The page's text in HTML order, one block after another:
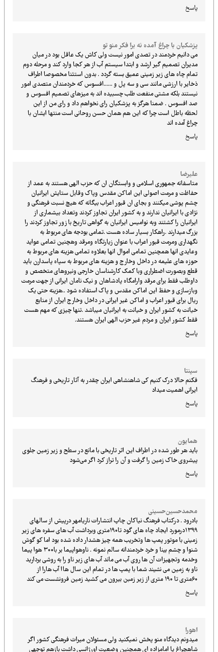
پزشکیان با چراغ آمده نه برا فکر منو تو
می دانیم خردمند در تصدی امور نیست ولی کاش یک عاقل بود در میان
مدیران تصمیم گیر ارشد و ابتدا سیستم آب از هر کجا وارد کند و مرحله دوم
تمام چاه های زیر زمینی عمیق بسته گردد . بدون استثنا مخصوصا اطراف
ذخایر با ارزشی مانند سی و سه پل و ......افسوس که خردمندان متصدی امور
نیستند بلکه مشتی منفعت طلب چسبیده اند به میزهای تصمیم افسوس و
صد افسوس . ضمنا هرگز به پزشکیان رای نخواهم داد و رای من از این
لحظه باطل است چرا که این هم همان حسن روحانی است منتها ایشان با
چراغ آمده اند
علیرضا
متاسفانه جمهوری اسلامی و وابستگان ان که حزب الهی هستند به عمد از
حفاظت و مرمت اصولی این اماکن مقدس وپاک وقابل ستایش ایرانیان
چشم پوشی میکنند و بجای ان قبور اعراب بیگانه که هیچ نسبت فرهنگی و
نژادی با ایرانیان ندارند و به کشور ایران تجاوز کردند وتعداد بیشماری از
ایرانیان را کشتند وبه نوامیس ایرانیان به گواهی تاریخ با زور تجاوز کردند را
بزرگ میدارند .راهکار بسیار ساده هست .تمامی بودجه های مربوط به
نگهداری ومرمت قبور اعراب با عنوان زیارتگاه ومرقد وهچنین تمامی عواید
وعایدی انها همچنین تمامی اموال انها بعلاوه تمامی هزینه های مربوط به
حوزه های علیمه در داخل وخارج و هزینه های مربوط به سپاه پاسدارن باید
قطع وبصورت اضطراری وبا کمک کارشناسان خارجی ونیروهای متخصص و
داوطلب فقط برای مرقد وارامگاه پادشاهان و نیک نامان ایرانی از جهت مرمت
وبازسازی و حفظ این اماکن مقدس و پاک استفاده شود ..هزینه حتی یک
ریال برای قبور اعراب و اماکن غیر ایرانی در داخل وخارج ایران از منابع
خیانت به کشور ایران و خیانت به ایرانیان میباشد .تنها چیزی که مهم هست
فقط کشور ایران و مردم غیر حزب الهی ایران هستند.
فکنم حالا درک کنیم کی شاهنشاهی ایران چقدر به آثار تاریخی و فرهنگ
ایرانی اهمیت میداد
همایون
باید هر طور شده در اطراف این اثر تاریخی با مانع در سطح و زیر زمین جلوی
پیشروی خاک زمین را گرفت و آن را تراز کرد اگر می‌شود
محمدحسین‌حسینی
بادرود . درکتاب فرهنگ نیاکان چاپ انتشارات ناریامهر درپیش از سالهای
۱۳۹۹درمورد ایجاد چاه های گود تا۱۹۰متری وبرداشت آب های سفره های زیر
زمینی با موتور پمپ ها وتخریب همه چیز هشدار داده شده بود اما کو گوش
شنوا و چشم بینا و خرد خردمندانه سالم نمونه . ناوهواپیما بر با۳۰۰ هوا پیما
وخدمه وتجهیزات آن ها روی آب می ماند آب های زیر ناو را به روشی بردارید
ناو به زمین می نشیند شما با پمپ ها در تمام این سال هاا آب هارا از
میدونم دیدگاه منو پخش نمیکنید ولی مسئولان میراث فرهنگی کشور اگر
شاهچراغ یا امامزاده ای همچنین وضعیت اورژانسی داشت بازهم توجهی